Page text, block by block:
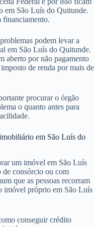
em São Luís do Quitunde.
financiamento.
podem levar a
em São Luís do Quitunde.
aberto por não pagamento
de renda por mais de
procurar o órgão
o quanto antes para
em São Luís do
um imóvel em São Luís
de consórcio ou com
que as pessoas recorram
imóvel próprio em São Luís
conseguir crédito